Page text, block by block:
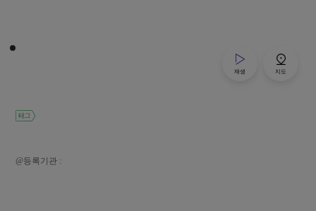
재생 지도
태그
@등록기관 :